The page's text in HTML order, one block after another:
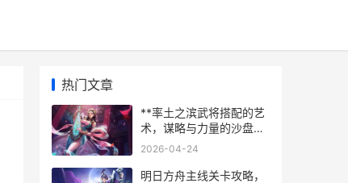
热门文章
**率土之滨武将搭配的艺
术，谋略与力量的沙盘交
响，副标题，资深玩家的
2026-04-24
明日方舟主线关卡攻略，